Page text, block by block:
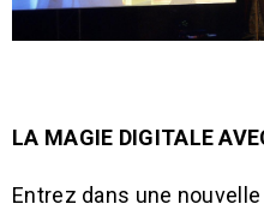
LA MAGIE DIGITALE
Entrez dans une